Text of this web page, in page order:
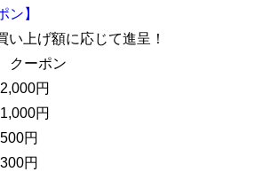
ン】
い上げ額に応じて進呈！
クーポン
円
円
円
円